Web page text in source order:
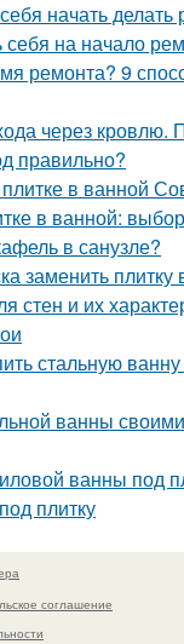
начать
себя на начало
ремонта? 9
через кровлю.
правильно?
в ванной
в ванной:
в санузле?
заменить плитку
стен и их
стальную
ванны
ванны под
плитку
соглашение